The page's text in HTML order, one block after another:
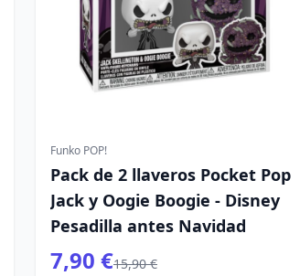
Funko POP!
Pack de 2 llaveros Pocket Pop
Jack y Oogie Boogie - Disney
Pesadilla antes Navidad
7,90 €15,90 €